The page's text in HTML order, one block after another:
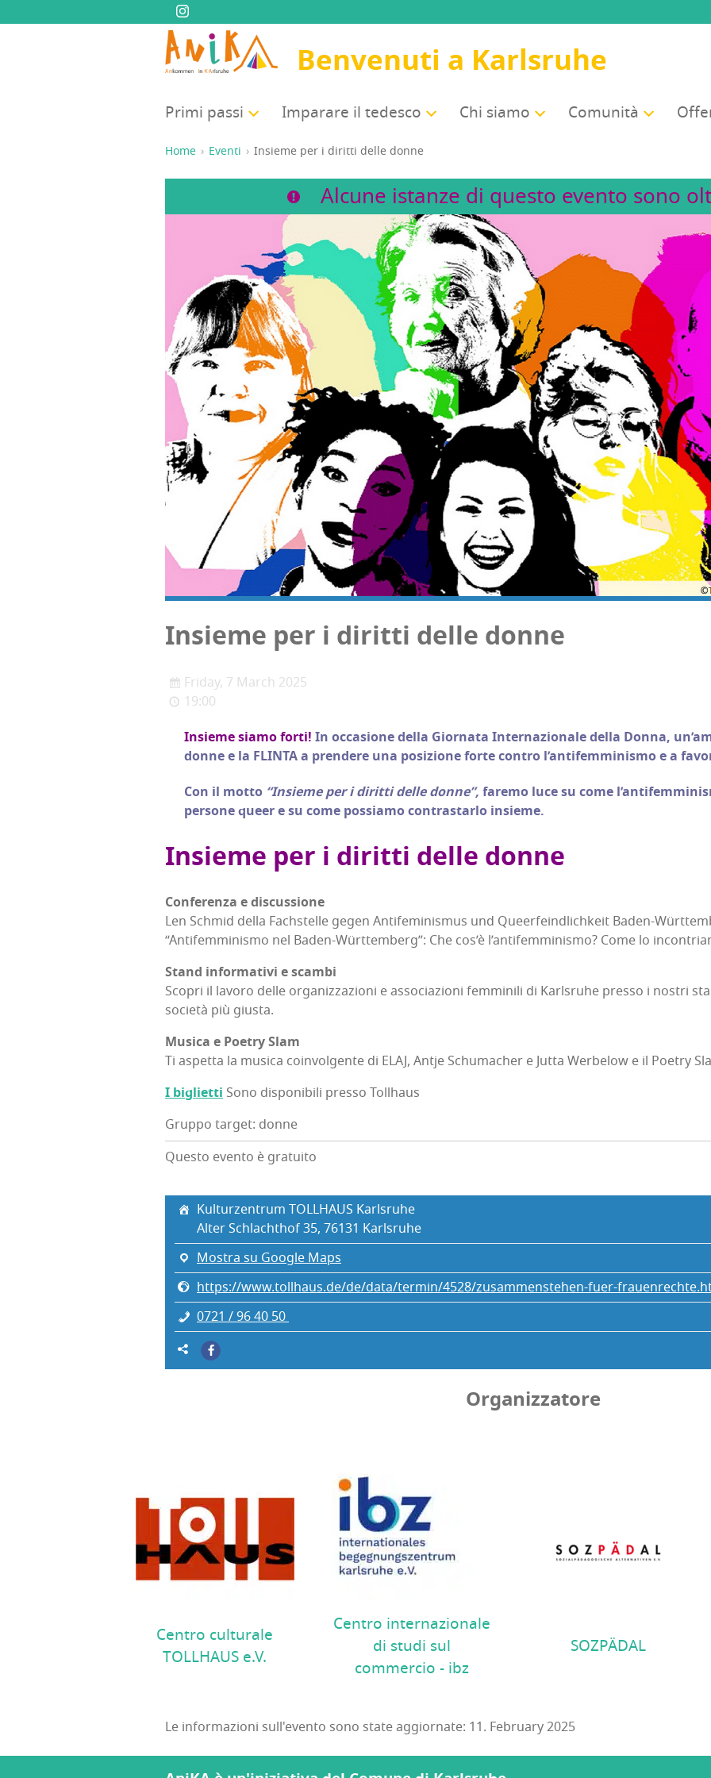
Benvenuti a Karlsruhe
Pri­mi passi Impa­ra­re il tedesco Chi sia­mo Comu­ni­tà
Home Eventi Insie­me per i dirit­ti del­le donne
Alcune istanze di questo evento sono
Insie­me per i dirit­ti del­le donne
Friday, 7 March 2025
19:00
Insie­me sia­mo for­ti! In occa­sio­ne del­la Gior­na­ta Inter­na­zio­na­le del­la Don­na,
don­ne e la FLINTA a pren­de­re una posi­zio­ne for­te con­tro l’an­ti­fem­mi­ni­smo e a
Con il mot­to “Insie­me per i dirit­ti del­le don­ne”, fare­mo luce su come
per­so­ne queer e su come pos­sia­mo con­tra­star­lo insieme.
Insie­me per i dirit­ti del­le donne
Con­fe­ren­za e discussione
Len Sch­mid del­la Fach­stel­le gegen Anti­fe­mi­ni­smus und Queer­feind­li­ch­keit Baden-
“Anti­fem­mi­ni­smo nel Baden-Würt­tem­berg”: Che cos’è l’an­ti­fem­mi­ni­smo? Come lo
Stand infor­ma­ti­vi e scambi
Sco­pri il lavo­ro del­le orga­niz­za­zio­ni e asso­cia­zio­ni fem­mi­ni­li di Karl­sru­he pres­so i nostri
socie­tà più giusta.
Musi­ca e Poe­try Slam
Ti aspet­ta la musi­ca coin­vol­gen­te di ELAJ, Ant­je Schu­ma­cher e Jut­ta Wer­be­low e il Poe­try
I bigliet­ti Sono dispo­ni­bi­li pres­so Tollhaus
Gruppo target: donne
Questo evento è gratuito
Kul­tur­zen­trum TOLLHAUS Karlsruhe
Alter Schla­ch­thof 35, 76131 Karl­sru­he
Mostra su Google Maps
https://www.tollhaus.de/de/data/termin/4528/zusammenstehen-fuer-
0721 / 96 40 50
Organizzatore
Centro culturale
TOLLHAUS e.V.
Centro internazionale
di studi sul
commercio - ibz
SOZPÄDAL
Le informazioni sull'evento sono state aggiornate: 11. February 2025